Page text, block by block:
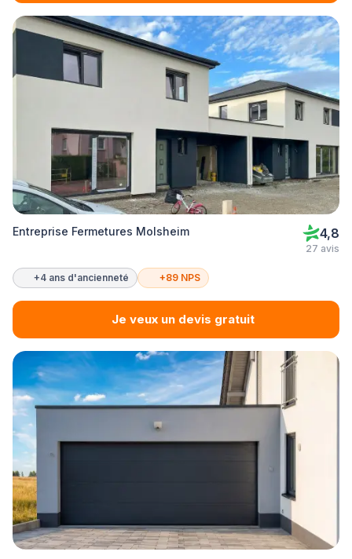
Entreprise Fermetures Molsheim 4,8
27 avis
+4 ans d'ancienneté +89 NPS
Je veux un devis gratuit